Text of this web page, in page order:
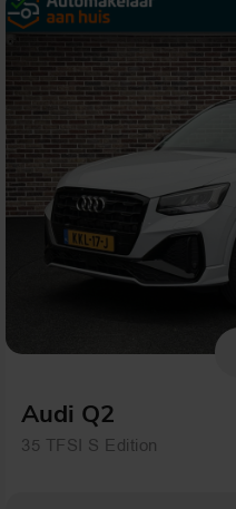
Audi Q2
35 TFSI S Edition